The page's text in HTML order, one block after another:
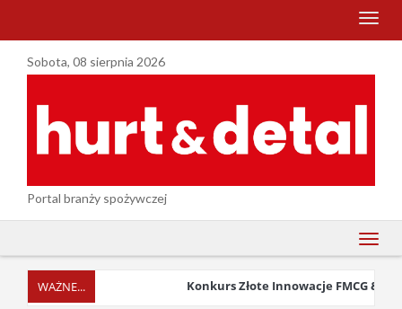
menu
Sobota, 08 sierpnia 2026
Portal branży spożywczej
menu
Konkurs Złote Innowacje FMCG &